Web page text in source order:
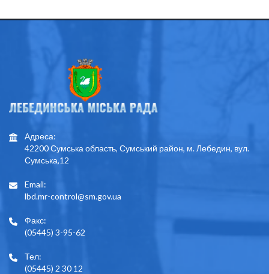
Адреса:
42200 Сумська область, Сумський район, м. Лебедин, вул.
Сумська,12
Email:
lbd.mr-control@sm.gov.ua
Факс:
(05445) 3-95-62
Тел:
(05445) 2 30 12